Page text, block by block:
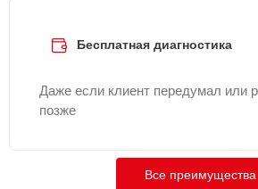
Бесплатная диагностика
Даже если клиент передумал или
позже
Все преимущества